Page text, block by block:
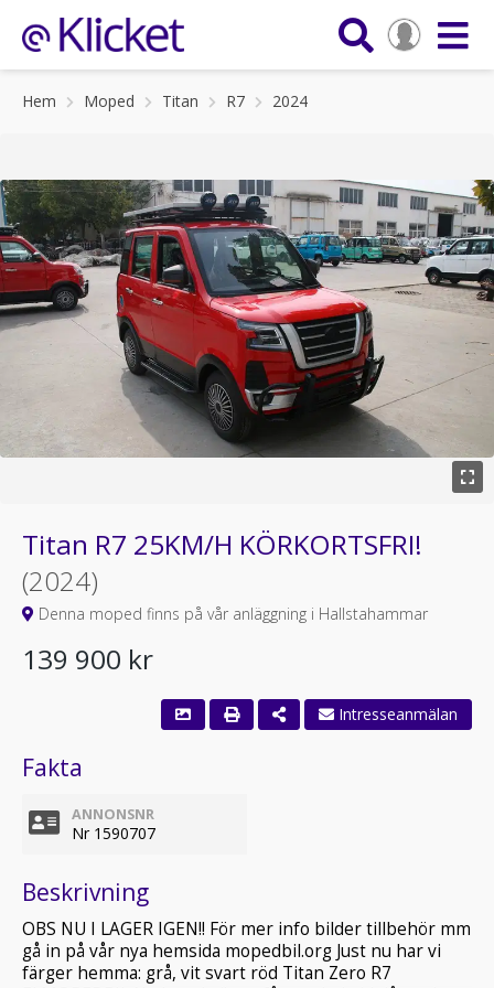
Hem Moped Titan R7 2024
Titan R7 25KM/H KÖRKORTSFRI!
(2024)
Denna moped finns på vår anläggning i Hallstahammar
139 900 kr
Intresseanmälan
Fakta
ANNONSNR
Nr 1590707
Beskrivning
OBS NU I LAGER IGEN!! För mer info bilder tillbehör mm
gå in på vår nya hemsida mopedbil.org Just nu har vi
färger hemma: grå, vit svart röd Titan Zero R7